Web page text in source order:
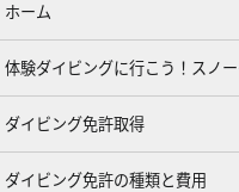
ホーム
体験ダイビングに行こう！スノ
ダイビング免許取得
ダイビング免許の種類と費用